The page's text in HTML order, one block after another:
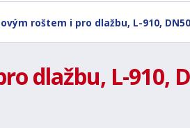
roštem i pro dlažbu, L-910,
dlažbu, L-910,